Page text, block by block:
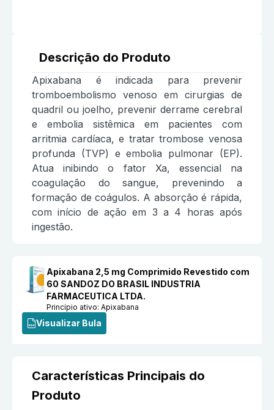
Descrição do Produto
Apixabana é indicada para prevenir
tromboembolismo venoso em cirurgias de
quadril ou joelho, prevenir derrame cerebral
e embolia sistêmica em pacientes com
arritmia cardíaca, e tratar trombose venosa
profunda (TVP) e embolia pulmonar (EP).
Atua inibindo o fator Xa, essencial na
coagulação do sangue, prevenindo a
formação de coágulos. A absorção é rápida,
com início de ação em 3 a 4 horas após
ingestão.
Apixabana 2,5 mg Comprimido Revestido com
60 SANDOZ DO BRASIL INDUSTRIA
FARMACEUTICA LTDA.
Princípio ativo:Apixabana
Visualizar Bula
Características Principais do
Produto